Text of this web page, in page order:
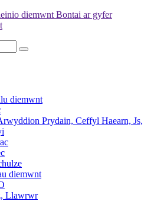
diemwnt
Prydain, Ceffyl Haearn, Js,
diemwnt
Llawrwr